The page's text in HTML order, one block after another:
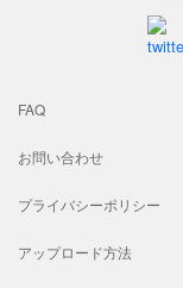
FAQ
お問い合わせ
プライバシーポリシー
アップロード方法